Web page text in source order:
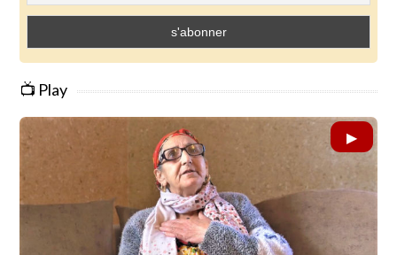
📺 Play